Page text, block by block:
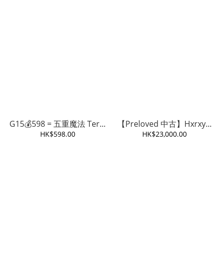
G15💰598 = 五重魔法 Ter...
HK$598.00
【Preloved 中古】Hxrxy...
HK$23,000.00